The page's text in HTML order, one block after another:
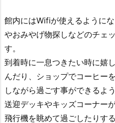
館内にはWifiが使えるように
やおみやげ物探しなどのチェ
す。
到着時に一息つきたい時に嬉
んだり、ショップでコーヒー
しながら過ごす事ができるよ
送迎デッキやキッズコーナー
飛行機を眺めて過ごしたりす